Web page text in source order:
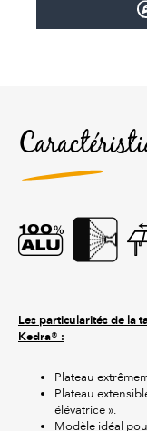
Les particularités de la
Kedra® :
Plateau
Plateau
élévatrice ».
Modèle idéal